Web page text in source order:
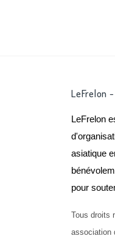
LeFrelon
LeFrelon
asiatique
pour
Tous droits
association